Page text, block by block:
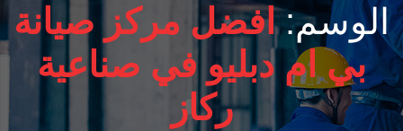
الوسم:افضل مركز صيانة
بي ام دبليو في صناعية
ركاز